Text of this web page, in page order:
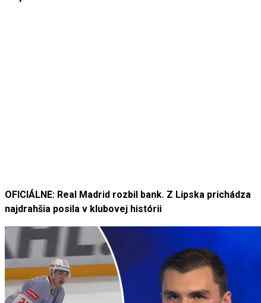
OFICIÁLNE: Real Madrid rozbil bank. Z Lipska prichádza
najdrahšia posila v klubovej histórii